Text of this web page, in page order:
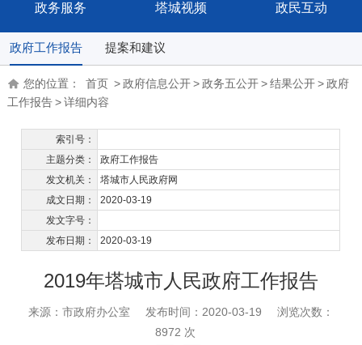
政务服务 塔城视频 政民互动
政府工作报告 提案和建议
您的位置： 首页 >政府信息公开>政务五公开>结果公开>政府
工作报告>详细内容
索引号：
主题分类：
政府工作报告
发文机关：
塔城市人民政府网
成文日期：
2020-03-19
发文字号：
发布日期：
2020-03-19
2019年塔城市人民政府工作报告
来源：市政府办公室 发布时间：2020-03-19
浏览次数：
8972 次